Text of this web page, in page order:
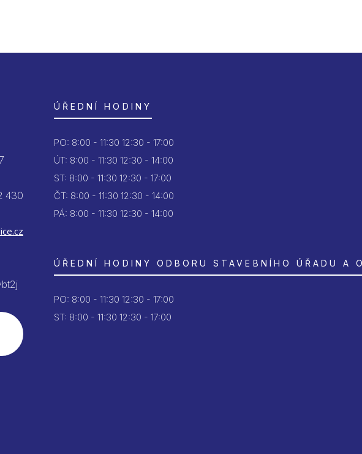
430
ÚŘEDNÍ HODINY
PO: 8:00 - 11:30 12:30 - 17:00
ÚT: 8:00 - 11:30 12:30 - 14:00
ST: 8:00 - 11:30 12:30 - 17:00
ČT: 8:00 - 11:30 12:30 - 14:00
PÁ: 8:00 - 11:30 12:30 - 14:00
ÚŘEDNÍ HODINY ODBORU STAVEBNÍHO ÚŘADU A
PO: 8:00 - 11:30 12:30 - 17:00
ST: 8:00 - 11:30 12:30 - 17:00